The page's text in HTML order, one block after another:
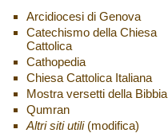
Arcidiocesi di Genova
Catechismo della Chiesa
Cattolica
Cathopedia
Chiesa Cattolica Italiana
Mostra versetti della Bibbia
Qumran
Altri siti utili (modifica)